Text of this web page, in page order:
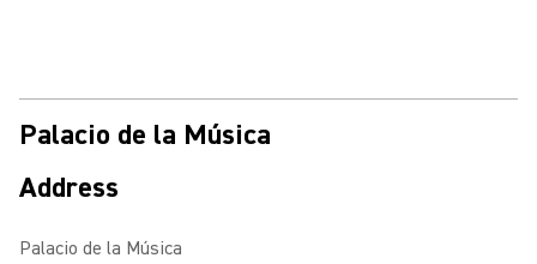
Palacio de la Música
Address
Palacio de la Música